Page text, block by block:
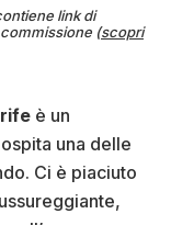
link di
(scopri
è un
una delle
Ci è piaciuto